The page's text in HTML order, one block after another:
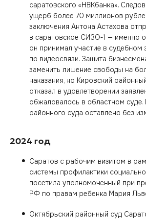
саратовского «НВКбанка».
ущерб более 70 миллионов
заключения Антона Астахова
в саратовское СИЗО-1 — именно
он принимал участие в судебном
по видеосвязи. Защита
заменить лишение свободы на
наказания, но Кировский
отказал в удовлетворении
обжаловалось в областном суде.
районного суда оставлено без
2024 год
Саратов с рабочим визитом в
системы профилактики
посетила уполномоченный при
РФ по правам ребенка Мария
Октябрьский районный суд